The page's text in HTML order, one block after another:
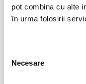
pot combina cu alte
în urma folosirii
consimțământului
Necesare